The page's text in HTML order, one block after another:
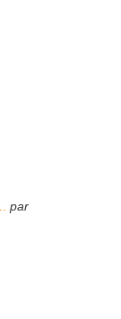
par